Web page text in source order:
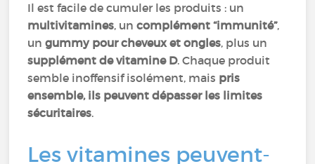
Il est facile de cumuler les produits : un
multivitamines, uncomplément “immunité”,
ungummy pour cheveux et ongles, plus un
supplément de vitamine D. Chaque produit
semble inoffensif isolément, mais pris
ensemble, ils peuvent dépasser les limites
sécuritaires.
Les vitamines peuvent-